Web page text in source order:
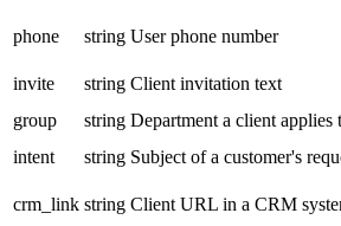
phone
string User phone number
invite
string Client invitation text
group
string Department a client applies
intent
string Subject of a customer's
crm_link string Client URL in a CRM